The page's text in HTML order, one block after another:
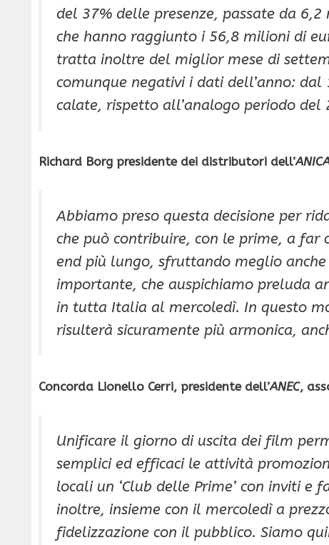
del 37% delle presenze, passate da
che hanno raggiunto i 56,8 milioni di
tratta inoltre del miglior mese di
comunque negativi i dati dell’anno:
calate, rispetto all’analogo periodo del
Richard Borg presidente dei distributori dell’
Abbiamo preso questa decisione per
che può contribuire, con le prime, a far
end più lungo, sfruttando meglio
importante, che auspichiamo preluda
in tutta Italia al mercoledì. In questo
risulterà sicuramente più armonica,
Concorda Lionello Cerri, presidente dell’ANEC,
Unificare il giorno di uscita dei film
semplici ed efficaci le attività
locali un ‘Club delle Prime’ con inviti
inoltre, insieme con il mercoledì a
fidelizzazione con il pubblico. Siamo